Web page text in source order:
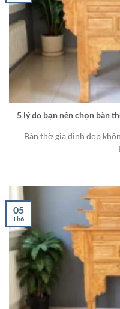
5 lý do bạn nên chọn bàn
Bàn thờ gia đình đẹp
05
Th6